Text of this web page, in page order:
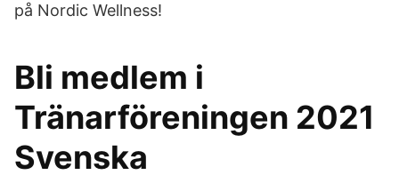
på Nordic Wellness!
Bli medlem i
Tränarföreningen 2021
Svenska